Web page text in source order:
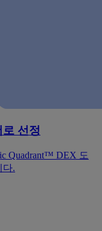
선정
Quadrant™ DEX 도
다.